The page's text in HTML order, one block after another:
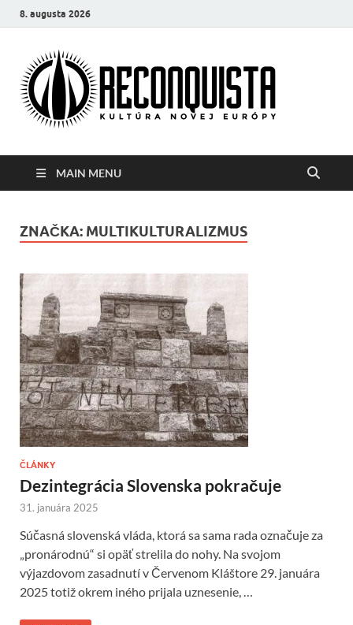
8. augusta 2026
MAIN MENU
ZNAČKA: MULTIKULTURALIZMUS
ČLÁNKY
Dezintegrácia Slovenska pokračuje
31. januára 2025
Súčasná slovenská vláda, ktorá sa sama rada označuje za
„pronárodnú“ si opäť strelila do nohy. Na svojom
výjazdovom zasadnutí v Červenom Kláštore 29. januára
2025 totiž okrem iného prijala uznesenie, …